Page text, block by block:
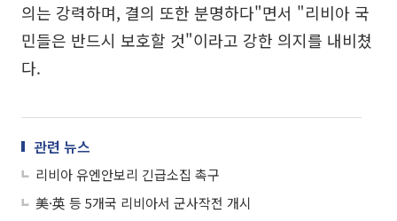
의는 강력하며, 결의 또한 분명하다"면서 "리비아 국
민들은 반드시 보호할 것"이라고 강한 의지를 내비쳤
다.
관련 뉴스
리비아 유엔안보리 긴급소집 촉구
美·英 등 5개국 리비아서 군사작전 개시